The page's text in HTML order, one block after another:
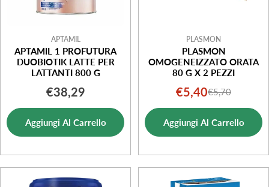
APTAMIL
APTAMIL 1 PROFUTURA
DUOBIOTIK LATTE PER
LATTANTI 800 G
Prezzo
normale
€38,29
Aggiungi Al Carrello
PLASMON
PLASMON
OMOGENEIZZATO ORATA
80 G X 2 PEZZI
Prezzo
di
vendita
€5,40Prezzo
normale
€5,70
Aggiungi Al Carrello